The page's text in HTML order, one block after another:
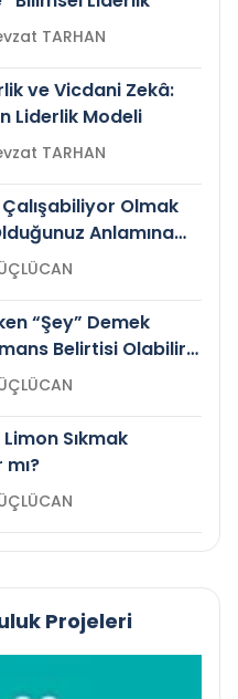
Prof.Dr. Nevzat TARHAN
ve Vicdani Zekâ:
Liderlik Modeli
Prof.Dr. Nevzat TARHAN
Olmak
Anlamına
GÜÇLÜCAN
“Şey” Demek
Belirtisi Olabilir
GÜÇLÜCAN
Sıkmak
mı?
GÜÇLÜCAN
Projeleri